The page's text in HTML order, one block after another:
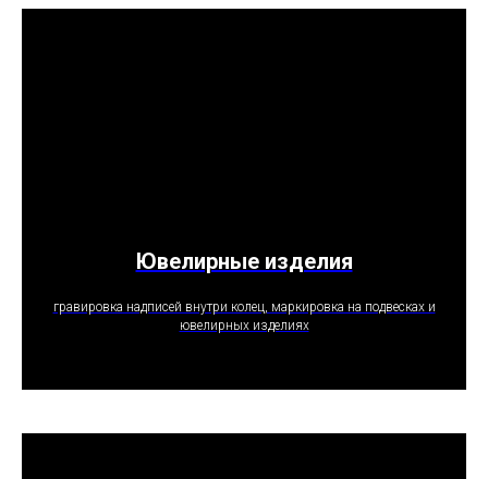
Ювелирные изделия
гравировка надписей внутри колец, маркировка на подвесках и
ювелирных изделиях
ПОЛУЧИТЬ ПРЕДЛОЖЕНИЕ